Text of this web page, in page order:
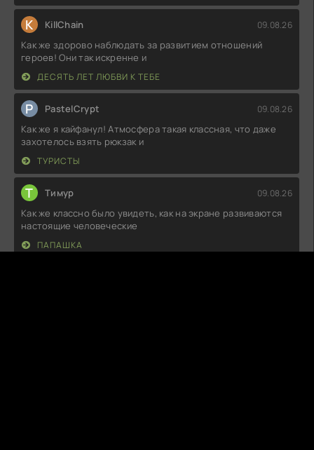
K KillChain 09.08.26
Как же здорово наблюдать за развитием отношений
героев! Они так искренне и
ДЕСЯТЬ ЛЕТ ЛЮБВИ К ТЕБЕ
P PastelCrypt 09.08.26
Как же я кайфанул! Атмосфера такая классная, что даже
захотелось взять рюкзак и
ТУРИСТЫ
Т Тимур 09.08.26
Как же классно было увидеть, как на экране развиваются
настоящие человеческие
ПАПАШКА